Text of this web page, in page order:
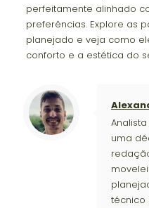
perfeitamente alinhado
preferências. Explore as
planejado e veja como
conforto e a estética do
uma
técnico